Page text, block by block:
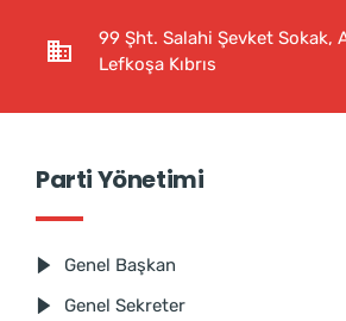
99 Şht. Salahi Şevket Sokak,
Lefkoşa Kıbrıs
Parti Yönetimi
Genel Başkan
Genel Sekreter